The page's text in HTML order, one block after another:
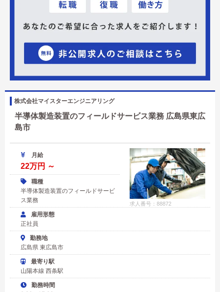
株式会社マイスターエンジニアリング
半導体製造装置のフィールドサービス業務 広島県東広
島市
求人番号：88872
月給
22万円 ～
職種
半導体製造装置のフィールドサービ
ス業務
雇用形態
正社員
勤務地
広島県 東広島市
最寄り駅
山陽本線 西条駅
勤務時間